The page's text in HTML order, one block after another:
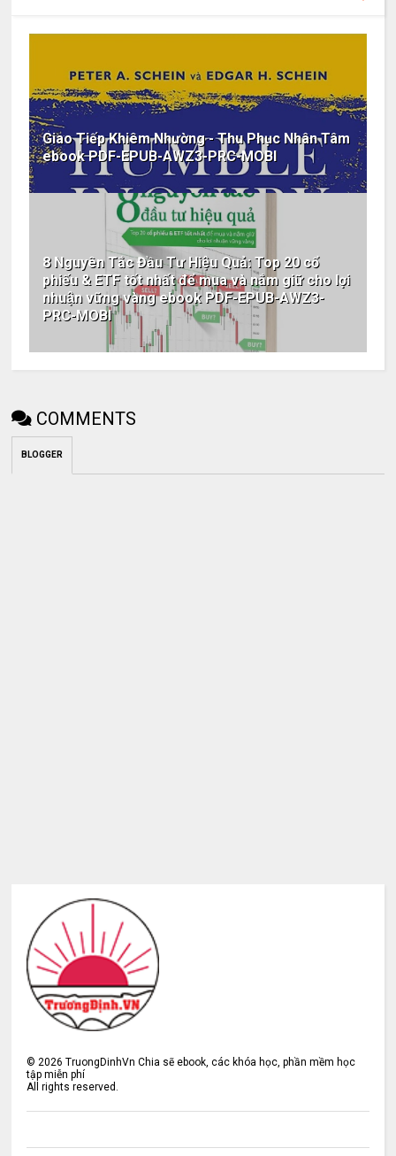
Giao Tiếp Khiêm Nhường - Thu Phục Nhân Tâm
ebook PDF-EPUB-AWZ3-PRC-MOBI
8 Nguyên Tắc Đầu Tư Hiệu Quả: Top 20 cổ
phiếu & ETF tốt nhất để mua và nắm giữ cho lợi
nhuận vững vàng ebook PDF-EPUB-AWZ3-
PRC-MOBI
COMMENTS
BLOGGER
©2026 TruongDinhVn Chia sẽ ebook, các khóa học, phần mềm học
tập miễn phí
All rights reserved.